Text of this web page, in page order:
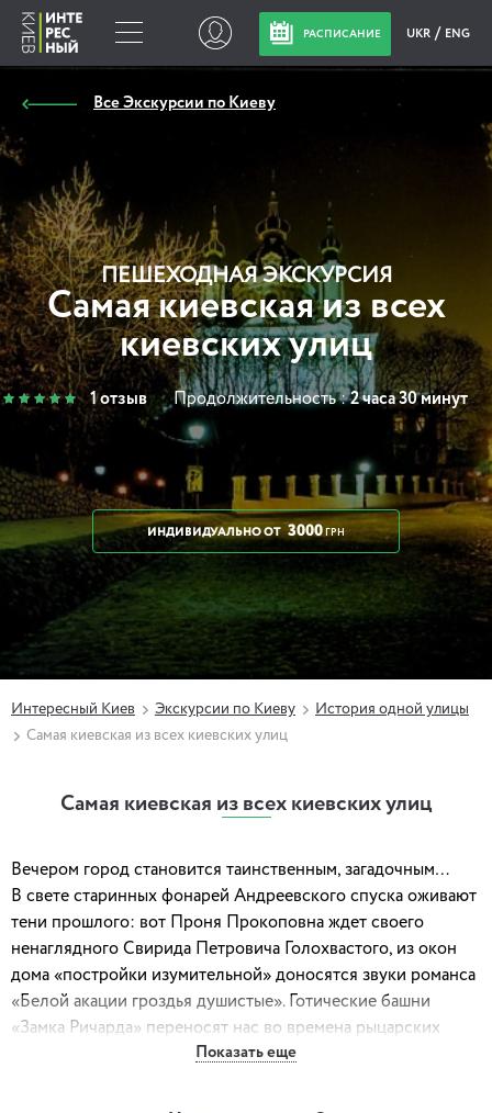
РАСПИСАНИЕ UKR ENG
Все Экскурсии по Киеву
ПЕШЕХОДНАЯ ЭКСКУРСИЯ
Самая киевская из всех
киевских улиц
1 отзыв Продолжительность :2 часа 30 минут
ИНДИВИДУАЛЬНООТ 3000 ГРН
Интересный Киев Экскурсии по Киеву
История одной улицы
Самая киевская из всех киевских улиц
Самая киевская из всех киевских улиц
Вечером город становится таинственным, загадочным…
В свете старинных фонарей Андреевского спуска оживают
тени прошлого: вот Проня Прокоповна ждет своего
ненаглядного Свирида Петровича Голохвастого, из окон
дома «постройки изумительной» доносятся звуки романса
«Белой акации гроздья душистые». Готические башни
«Замка Ричарда» переносят нас во времена рыцарских
романов, а пристальный взгляд Андрея Муравьева зорко
Показать еще